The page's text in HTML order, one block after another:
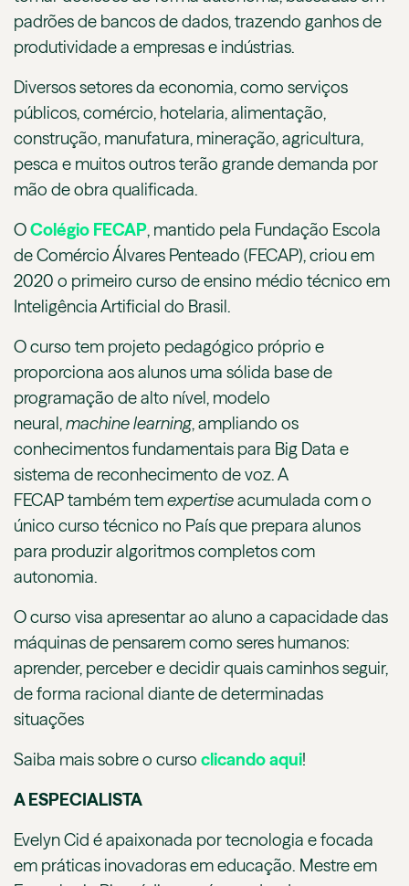
padrões de bancos de dados, trazendo ganhos de
produtividade a empresas e indústrias.
Diversos setores da economia, como serviços
públicos, comércio, hotelaria, alimentação,
construção, manufatura, mineração, agricultura,
pesca e muitos outros terão grande demanda por
mão de obra qualificada.
OColégio FECAP, mantido pela Fundação Escola
de Comércio Álvares Penteado (FECAP), criou em
2020 o primeiro curso de ensino médio técnico em
Inteligência Artificial do Brasil.
O curso tem projeto pedagógico próprio e
proporciona aos alunos uma sólida base de
programação de alto nível, modelo
neural,machinelearning, ampliando os
conhecimentos fundamentais para Big Data e
sistema de reconhecimento de voz. A
FECAP também temexpertiseacumulada com o
único curso técnico no País que prepara alunos
para produzir algoritmos completos com
autonomia.
O curso visa apresentar ao aluno a capacidade das
máquinas de pensarem como seres humanos:
aprender, perceber e decidir quais caminhos seguir,
de forma racional diante de determinadas
situações
Saiba mais sobre o curso clicando aqui!
A ESPECIALISTA
Evelyn Cid é apaixonada por tecnologia e focada
em práticas inovadoras em educação. Mestre em